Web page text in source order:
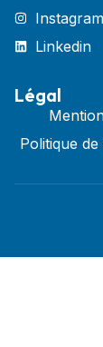
Instagram
Linkedin
Légal
Politique